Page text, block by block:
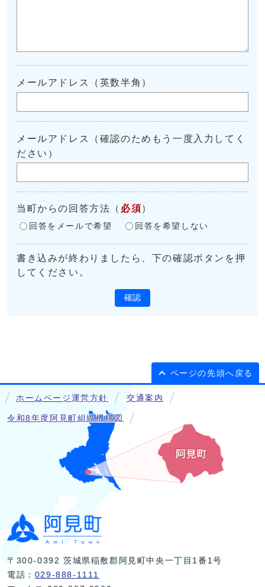
メールアドレス（英数半角）
メールアドレス（確認のためもう一度入力してく
ださい）
当町からの回答方法 （ 必須 ）
回答をメールで希望 回答を希望しない
書き込みが終わりましたら、下の確認ボタンを押
してください。
確認
ページの先頭へ戻る
ホームページ運営方針 交通案内
令和8年度阿見町組織機構図
〒300-0392 茨城県稲敷郡阿見町中央一丁目1番1号
電話： 029-888-1111